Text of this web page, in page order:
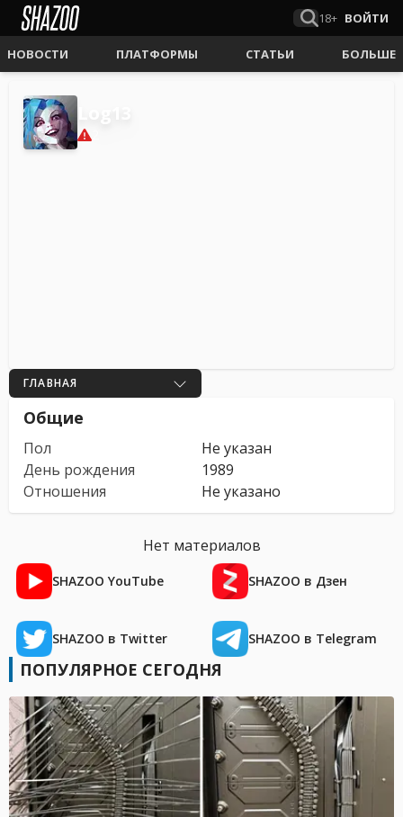
18+ ВОЙТИ
НОВОСТИ ПЛАТФОРМЫ СТАТЬИ БОЛЬШЕ
ГЛАВНАЯ
Общие
Пол
Не указан
День рождения
1989
Отношения
Не указано
Нет материалов
SHAZOO YouTube SHAZOO в Дзен
SHAZOO в Twitter SHAZOO в Telegram
ПОПУЛЯРНОЕ СЕГОДНЯ